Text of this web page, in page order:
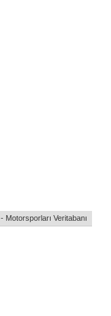
- Motorsporları Veritabanı